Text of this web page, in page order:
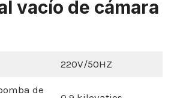
vacío de cámara
220V/50HZ
de